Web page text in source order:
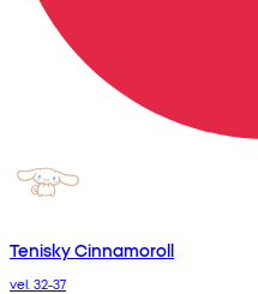
Tenisky Cinnamoroll
vel. 32-37